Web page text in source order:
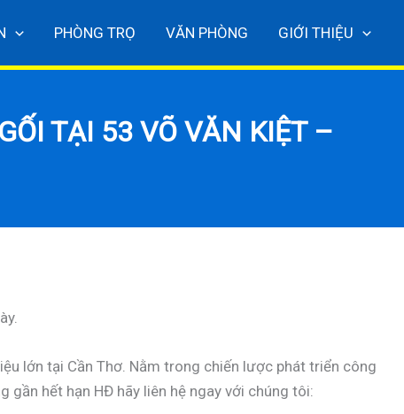
PHÒNG TRỌ VĂN PHÒNG GIỚI THIỆU
TẠI 53 VÕ VĂN KIỆT –
lớn tại Cần Thơ. Nằm trong chiến lược phát triển công
hết hạn HĐ hãy liên hệ ngay với chúng tôi: